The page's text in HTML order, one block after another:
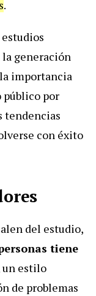
.
generación
importancia
público por
tendencias
con éxito
del estudio,
tiene
un estilo
de problemas